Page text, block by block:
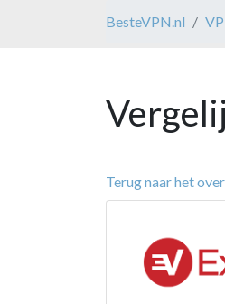
BesteVPN.nl
Terug naar het